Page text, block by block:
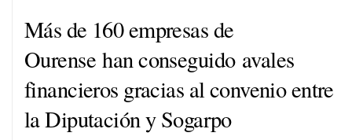
Más de 160 empresas de
Ourense han conseguido avales
financieros gracias al convenio entre
la Diputación y Sogarpo